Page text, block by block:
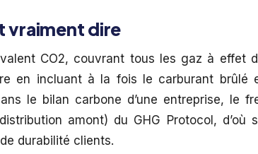
vraiment dire
CO2, couvrant tous les gaz à effet
en incluant à la fois le carburant brûlé
le bilan carbone d’une entreprise, le
amont) du GHG Protocol, d’où
durabilité clients.